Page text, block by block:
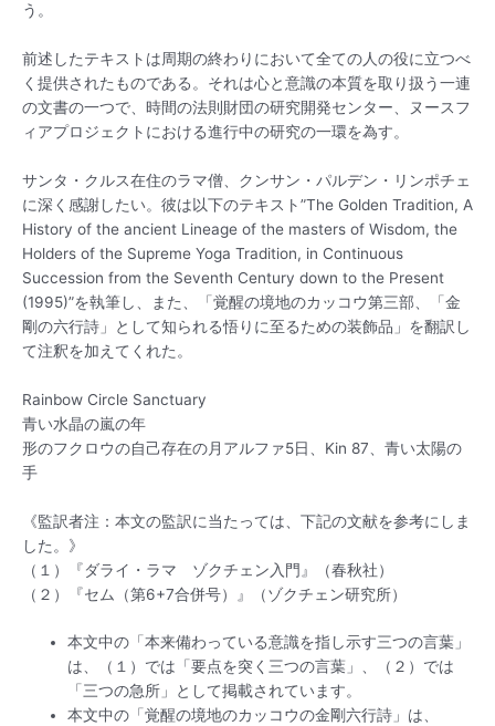
う。
前述したテキストは周期の終わりにおいて全ての人の役に立つべ
く提供されたものである。それは心と意識の本質を取り扱う一連
の文書の一つで、時間の法則財団の研究開発センター、ヌースフ
ィアプロジェクトにおける進行中の研究の一環を為す。
サンタ・クルス在住のラマ僧、クンサン・パルデン・リンポチェ
に深く感謝したい。彼は以下のテキスト”The Golden Tradition, A
History of the ancient Lineage of the masters of Wisdom, the
Holders of the Supreme Yoga Tradition, in Continuous
Succession from the Seventh Century down to the Present
(1995)”を執筆し、また、「覚醒の境地のカッコウ第三部、「金
剛の六行詩」として知られる悟りに至るための装飾品」を翻訳し
て注釈を加えてくれた。
Rainbow Circle Sanctuary
青い水晶の嵐の年
形のフクロウの自己存在の月アルファ5日、Kin 87、青い太陽の
手
《監訳者注：本文の監訳に当たっては、下記の文献を参考にしま
した。》
（１）『ダライ・ラマ ゾクチェン入門』（春秋社）
（２）『セム（第6+7合併号）』（ゾクチェン研究所）
本文中の「本来備わっている意識を指し示す三つの言葉」
は、（１）では「要点を突く三つの言葉」、（２）では
「三つの急所」として掲載されています。
本文中の「覚醒の境地のカッコウの金剛六行詩」は、